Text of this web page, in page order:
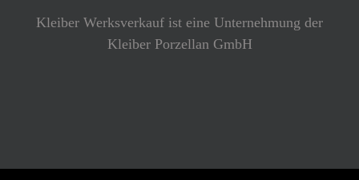
Kleiber Werksverkauf ist eine Unternehmung der
Kleiber Porzellan GmbH